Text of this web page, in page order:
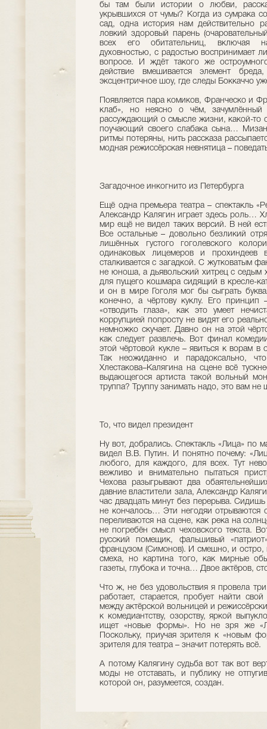
бы там были истории о любви,
укрывшихся от чумы? Когда из сумрака
сад, одна история нам действительно
ловкий здоровый парень
всех его обитательниц, включая
духовностью, с радостью воспринимает
вопросе. И ждёт такого же
действие вмешивается элемент
эксцентричное шоу, где следы Боккаччо
Появляется пара комиков, Франческо и
клаб», но неясно о чём,
рассуждающий о смысле жизни, какой-то
поучающий своего слабака сына…
ритмы потеряны, нить рассказа
модная режиссёрская невнятица –
Загадочное инкогнито из Петербурга
Ещё одна премьера театра – спектакль
Александр Калягин играет здесь роль…
мир ещё не видел таких версий. В ней
Все остальные – довольно безликий
лишённых густого гоголевского
одинаковых лицемеров и прохиндеев
сталкивается с загадкой. С жутковатым
не юноша, а дьявольский хитрец с седым
для пущего кошмара сидящий в кресле-
и он в мире Гоголя мог бы сыграть
конечно, а чёртову куклу. Его принцип
«отводить глаза», как это умеет
коррупцией попросту не видят его
немножко скучает. Давно он на этой
как следует развлечь. Вот финал
этой чёртовой кукле – явиться к ворам
Так неожиданно и парадоксально,
Хлестакова–Калягина на сцене всё
выдающегося артиста такой вольный
труппа? Труппу занимать надо, это вам не
То, что видел президент
Ну вот, добрались. Спектакль «Лица» по
видел В.В. Путин. И понятно почему:
любого, для каждого, для всех. Тут
вежливо и внимательно пытаться
Чехова разыгрывают два
давние властители зала, Александр
час двадцать минут без перерыва.
не кончалось… Эти негодяи отрываются
переливаются на сцене, как река на
не погребён смысл чеховского текста.
русский помещик, фальшивый
французом (Симонов). И смешно, и остро,
смеха, но картина того, как мирные
газеты, глубока и точна… Двое актёров,
Что ж, не без удовольствия я провела
работает, старается, пробует найти
между актёрской вольницей и
к комедиантству, озорству, яркой
ищет «новые формы». Но не зря же
Поскольку, приучая зрителя к «новым
зрителя для театра – значит потерять всё.
А потому Калягину судьба вот так вот
моды не отставать, и публику не
которой он, разумеется, создан.